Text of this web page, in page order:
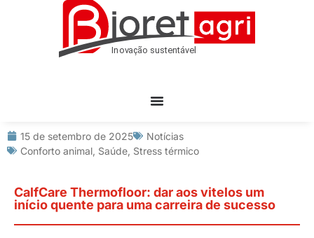
15 de setembro de 2025
Notícias
Conforto animal Saúde Stress térmico
CalfCare Thermofloor: dar aos vitelos um
início quente para uma carreira de sucesso